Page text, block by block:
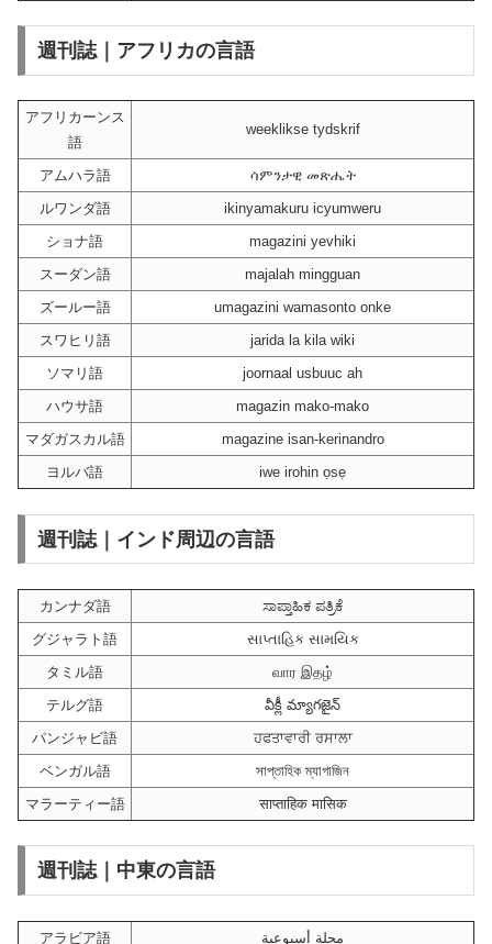
週刊誌｜アフリカの言語
アフリカーンス
語
weeklikse tydskrif
アムハラ語
ሳምንታዊ መጽሔት
ルワンダ語
ikinyamakuru icyumweru
ショナ語
magazini yevhiki
スーダン語
majalah mingguan
ズールー語
umagazini wamasonto onke
スワヒリ語
jarida la kila wiki
ソマリ語
joornaal usbuuc ah
ハウサ語
magazin mako-mako
マダガスカル語
magazine isan-kerinandro
ヨルバ語
iwe irohin ọsẹ
週刊誌｜インド周辺の言語
カンナダ語
ಸಾಪ್ತಾಹಿಕ ಪತ್ರಿಕೆ
グジャラト語
સાપ્તાહિક સામયિક
タミル語
வார இதழ்
テルグ語
వీక్లీ మ్యాగజైన్
パンジャビ語
ਹਫਤਾਵਾਰੀ ਰਸਾਲਾ
ベンガル語
সাপ্তাহিক ম্যাগাজিন
マラーティー語
साप्ताहिक मासिक
週刊誌｜中東の言語
アラビア語
مجلة أسبوعية